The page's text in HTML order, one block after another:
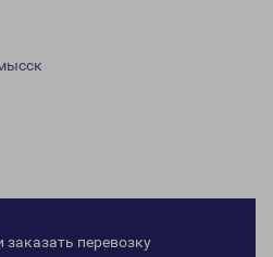
заказать перевозку